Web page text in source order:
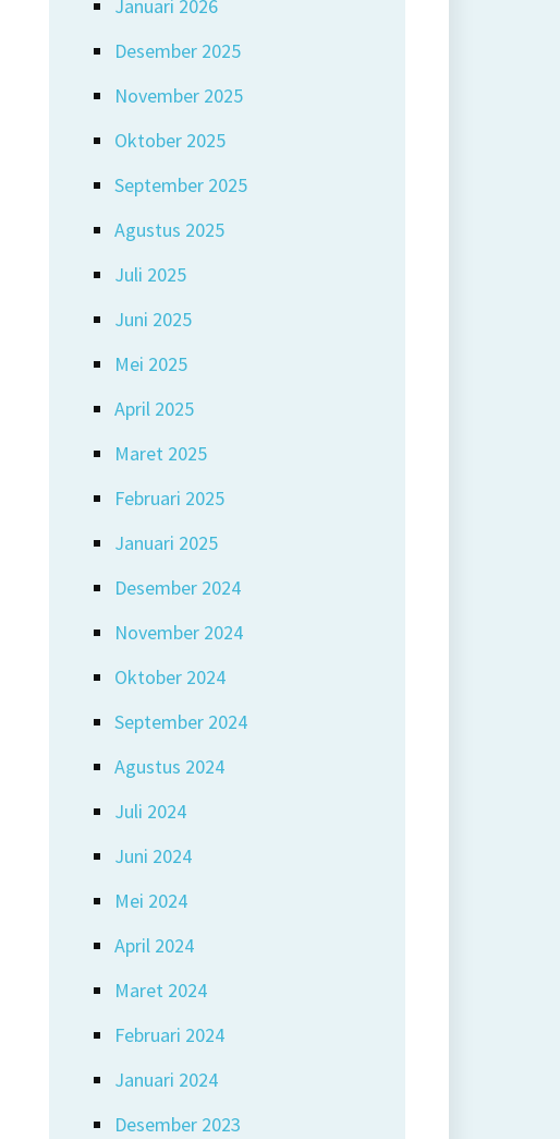
Januari 2026
Desember 2025
November 2025
Oktober 2025
September 2025
Agustus 2025
Juli 2025
Juni 2025
Mei 2025
April 2025
Maret 2025
Februari 2025
Januari 2025
Desember 2024
November 2024
Oktober 2024
September 2024
Agustus 2024
Juli 2024
Juni 2024
Mei 2024
April 2024
Maret 2024
Februari 2024
Januari 2024
Desember 2023